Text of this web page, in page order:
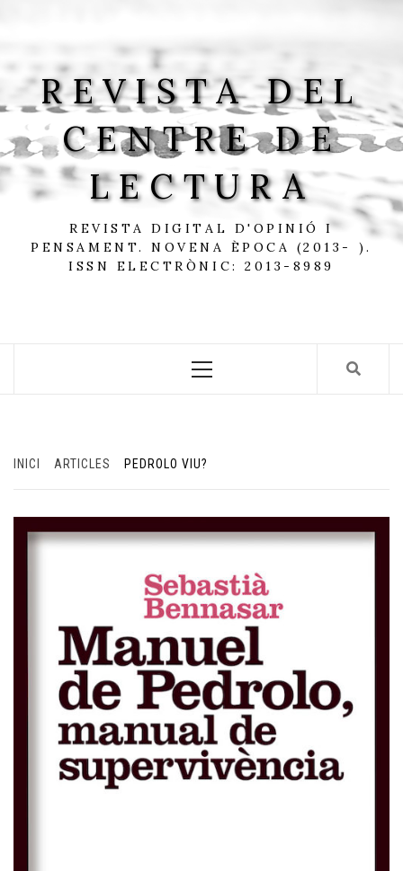
REVISTA DEL
CENTRE DE
LECTURA
REVISTA DIGITAL D'OPINIÓ I
PENSAMENT. NOVENA ÈPOCA (2013- ).
ISSN ELECTRÒNIC: 2013-8989
Menu
INICI ARTICLES PEDROLO VIU?